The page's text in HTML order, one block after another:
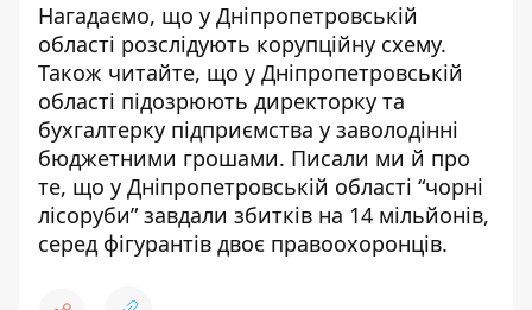
Нагадаємо, що у Дніпропетровській
області розслідують корупційну схему.
Також читайте, що у Дніпропетровській
області підозрюють директорку та
бухгалтерку підприємства у заволодінні
бюджетними грошами. Писали ми й про
те, що у Дніпропетровській області “чорні
лісоруби” завдали збитків на 14 мільйонів,
серед фігурантів двоє правоохоронців.